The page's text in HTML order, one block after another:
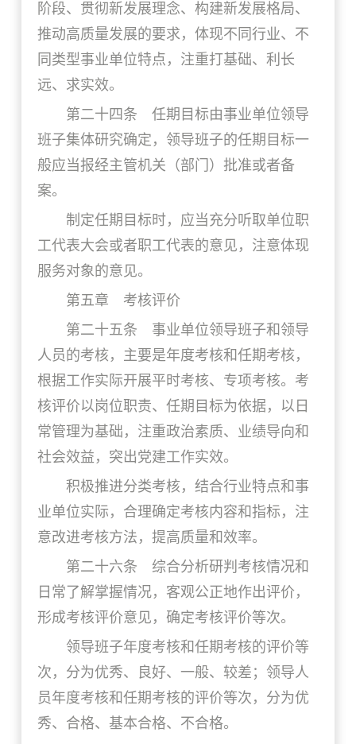
阶段、贯彻新发展理念、构建新发展格局、
推动高质量发展的要求，体现不同行业、不
同类型事业单位特点，注重打基础、利长
远、求实效。
第二十四条 任期目标由事业单位领导
班子集体研究确定，领导班子的任期目标一
般应当报经主管机关（部门）批准或者备
案。
制定任期目标时，应当充分听取单位职
工代表大会或者职工代表的意见，注意体现
服务对象的意见。
第五章 考核评价
第二十五条 事业单位领导班子和领导
人员的考核，主要是年度考核和任期考核，
根据工作实际开展平时考核、专项考核。考
核评价以岗位职责、任期目标为依据，以日
常管理为基础，注重政治素质、业绩导向和
社会效益，突出党建工作实效。
积极推进分类考核，结合行业特点和事
业单位实际，合理确定考核内容和指标，注
意改进考核方法，提高质量和效率。
第二十六条 综合分析研判考核情况和
日常了解掌握情况，客观公正地作出评价，
形成考核评价意见，确定考核评价等次。
领导班子年度考核和任期考核的评价等
次，分为优秀、良好、一般、较差；领导人
员年度考核和任期考核的评价等次，分为优
秀、合格、基本合格、不合格。